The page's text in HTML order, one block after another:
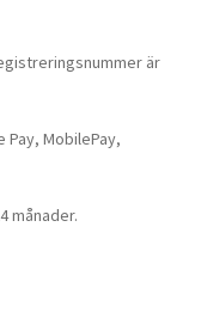
är
Pay, MobilePay,
månader.